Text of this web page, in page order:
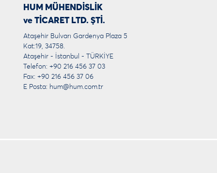
HUM MÜHENDİSLİK
ve TİCARET LTD. ŞTİ.
Ataşehir Bulvarı Gardenya Plaza 5
Kat:19, 34758.
Ataşehir - İstanbul - TÜRKİYE
Telefon: +90 216 456 37 03
Fax: +90 216 456 37 06
E Posta: hum@hum.com.tr